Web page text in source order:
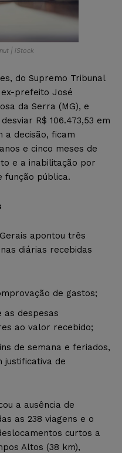
| iStock
do Supremo Tribunal
prefeito José
da Serra (MG), e
R$ 106.473,53 em
a decisão, ficam
e cinco meses de
e a inabilitação por
função pública.
apontou três
diárias recebidas
de gastos;
as despesas
ao valor recebido;
de semana e feriados,
justificativa de
a ausência de
as 238 viagens e o
curtos a
Altos (38 km),